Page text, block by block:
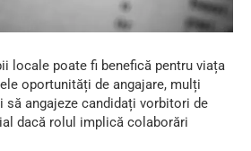
locale poate fi benefică pentru viața
oportunități de angajare, mulți
să angajeze candidați vorbitori de
dacă rolul implică colaborări